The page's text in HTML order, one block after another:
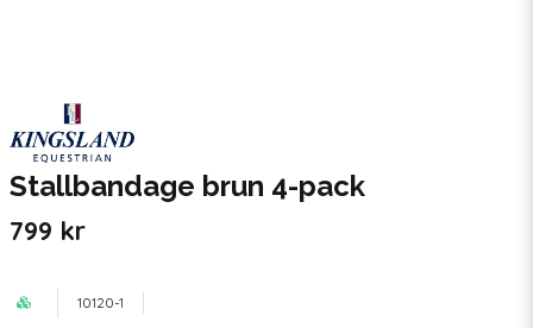
Stallbandage brun 4-pack
799 kr
10120-1